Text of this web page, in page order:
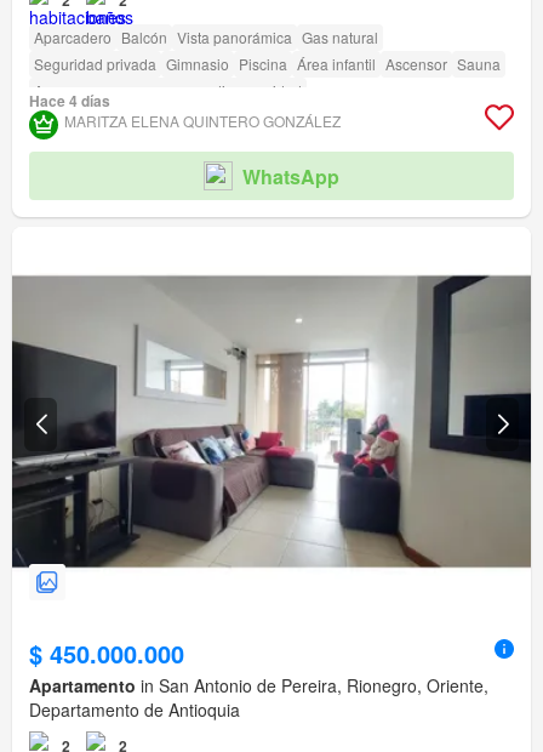
Aparcadero Balcón Vista panorámica Gas natural
Seguridad privada Gimnasio Piscina Área infantil Ascensor Sauna
Acceso para personas con discapacidad
Hace 4 días
MARITZA ELENA QUINTERO GONZÁLEZ
WhatsApp
$ 450.000.000
Apartamento in San Antonio de Pereira, Rionegro, Oriente,
Departamento de Antioquia
2 2